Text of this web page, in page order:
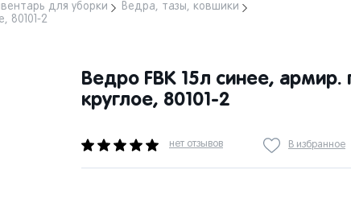
для уборки
Ведра, тазы, ковшики
80101-2
Ведро FBK 15л синее, армир.
круглое, 80101-2
нет отзывов В избранное